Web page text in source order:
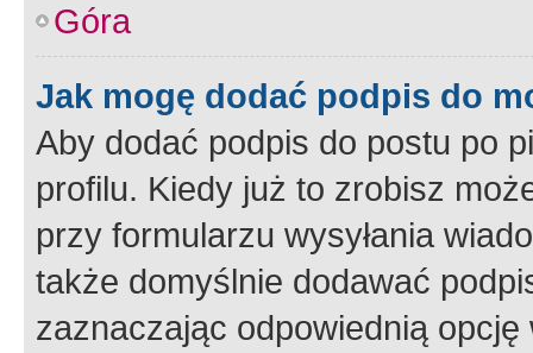
Góra
Jak mogę dodać podpis do
Aby dodać podpis do postu po
profilu. Kiedy już to zrobisz
przy formularzu wysyłania
także domyślnie dodawać
zaznaczając odpowiednią